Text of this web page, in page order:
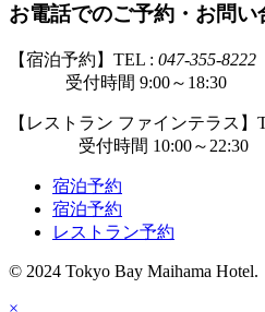
お電話でのご予約・お問い
【宿泊予約】TEL : 047-355-8222
受付時間 9:00～18:30
【レストラン ファインテラス】
受付時間 10:00～22:30
宿泊予約
宿泊予約
レストラン予約
© 2024 Tokyo Bay Maihama Hotel.
×